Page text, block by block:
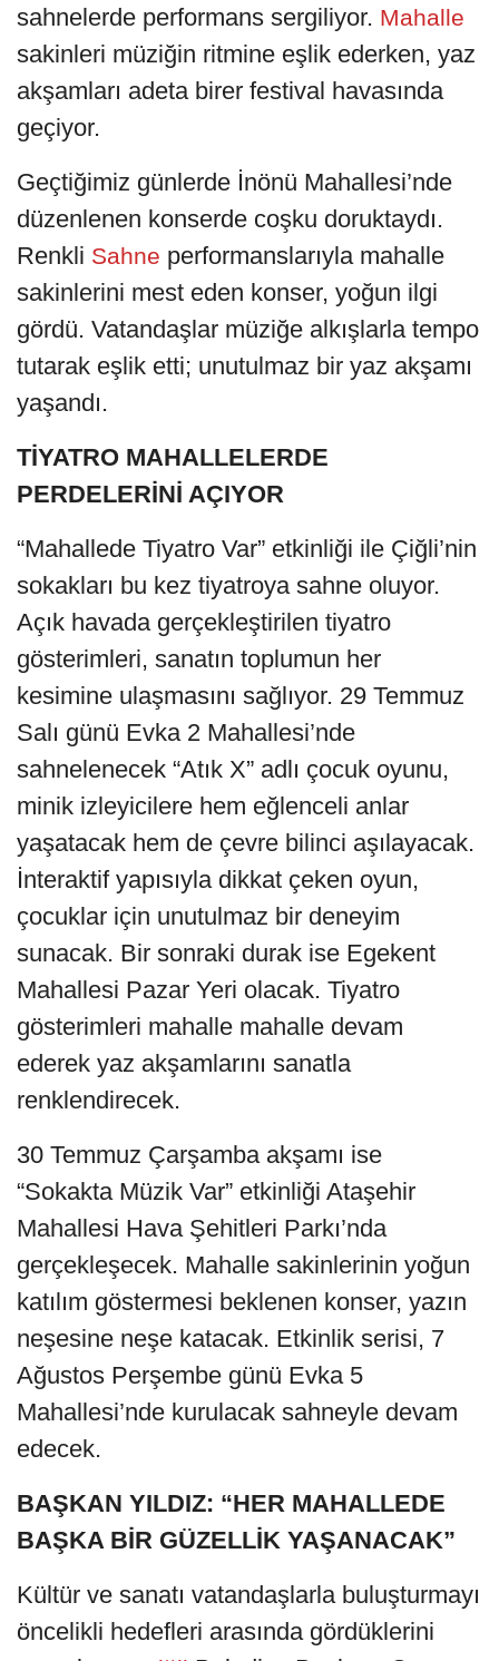
sahnelerde performans sergiliyor. Mahalle
sakinleri müziğin ritmine eşlik ederken, yaz
akşamları adeta birer festival havasında
geçiyor.
Geçtiğimiz günlerde İnönü Mahallesi’nde
düzenlenen konserde coşku doruktaydı.
Renkli Sahne performanslarıyla mahalle
sakinlerini mest eden konser, yoğun ilgi
gördü. Vatandaşlar müziğe alkışlarla tempo
tutarak eşlik etti; unutulmaz bir yaz akşamı
yaşandı.
TİYATRO MAHALLELERDE
PERDELERİNİ AÇIYOR
“Mahallede Tiyatro Var” etkinliği ile Çiğli’nin
sokakları bu kez tiyatroya sahne oluyor.
Açık havada gerçekleştirilen tiyatro
gösterimleri, sanatın toplumun her
kesimine ulaşmasını sağlıyor. 29 Temmuz
Salı günü Evka 2 Mahallesi’nde
sahnelenecek “Atık X” adlı çocuk oyunu,
minik izleyicilere hem eğlenceli anlar
yaşatacak hem de çevre bilinci aşılayacak.
İnteraktif yapısıyla dikkat çeken oyun,
çocuklar için unutulmaz bir deneyim
sunacak. Bir sonraki durak ise Egekent
Mahallesi Pazar Yeri olacak. Tiyatro
gösterimleri mahalle mahalle devam
ederek yaz akşamlarını sanatla
renklendirecek.
30 Temmuz Çarşamba akşamı ise
“Sokakta Müzik Var” etkinliği Ataşehir
Mahallesi Hava Şehitleri Parkı’nda
gerçekleşecek. Mahalle sakinlerinin yoğun
katılım göstermesi beklenen konser, yazın
neşesine neşe katacak. Etkinlik serisi, 7
Ağustos Perşembe günü Evka 5
Mahallesi’nde kurulacak sahneyle devam
edecek.
BAŞKAN YILDIZ: “HER MAHALLEDE
BAŞKA BİR GÜZELLİK YAŞANACAK”
Kültür ve sanatı vatandaşlarla buluşturmayı
öncelikli hedefleri arasında gördüklerini